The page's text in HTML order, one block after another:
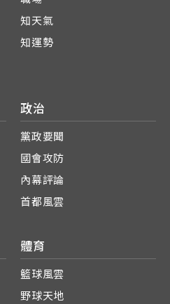
知天氣
知運勢
政治
黨政要聞
國會攻防
內幕評論
首都風雲
體育
籃球風雲
野球天地